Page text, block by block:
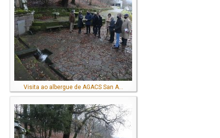
Visita ao albergue de AGACS San A...